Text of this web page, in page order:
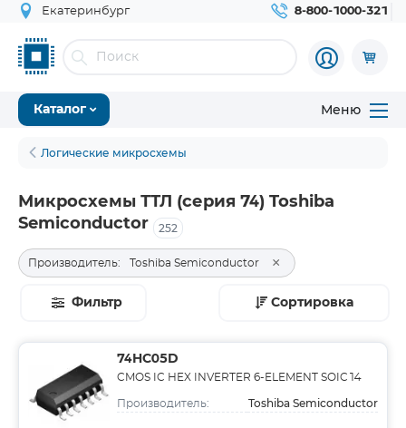
Екатеринбург 8-800-1000-321
Каталог Меню
Логические микросхемы
Микросхемы ТТЛ (серия 74) Toshiba
Semiconductor
252
Производитель: Toshiba Semiconductor ×
Фильтр Сортировка
74HC05D
CMOS IC HEX INVERTER 6-ELEMENT SOIC14
Производитель: Toshiba Semiconductor